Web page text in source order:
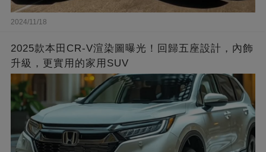
2024/11/18
2025款本田CR-V渲染圖曝光！回歸五座設計，內飾
升級，更實用的家用SUV